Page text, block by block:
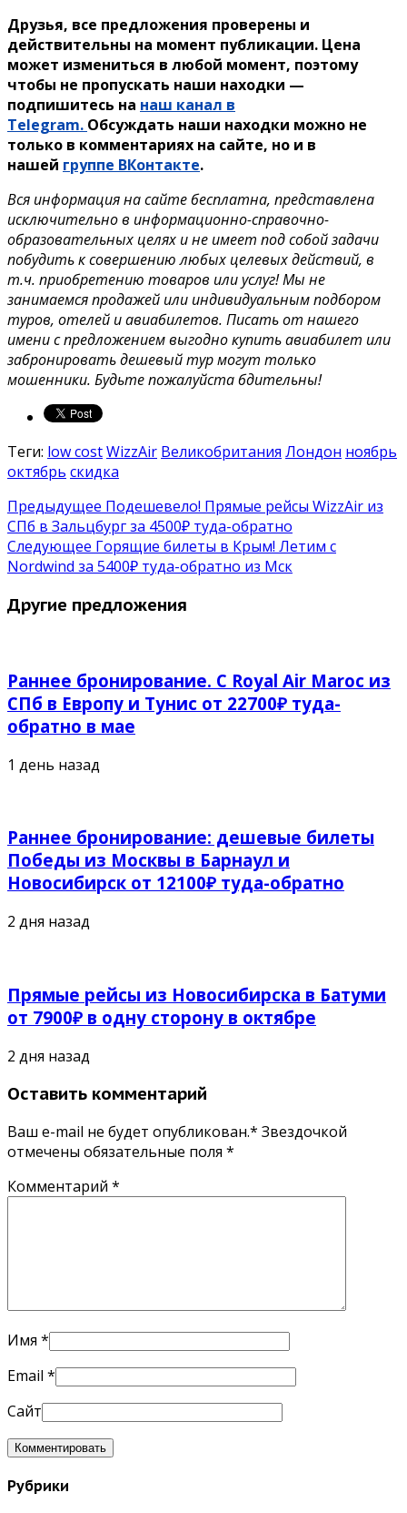
Друзья, все предложения проверены и
действительны на момент публикации. Цена
может измениться в любой момент, поэтому
чтобы не пропускать наши находки —
подпишитесь на наш канал в
Telegram. Обсуждать наши находки можно не
только в комментариях на сайте, но и в
нашей группе ВКонтакте.
Вся информация на сайте бесплатна, представлена
исключительно в информационно-справочно-
образовательных целях и не имеет под собой задачи
побудить к совершению любых целевых действий, в
т.ч. приобретению товаров или услуг! Мы не
занимаемся продажей или индивидуальным подбором
туров, отелей и авиабилетов. Писать от нашего
имени с предложением выгодно купить авиабилет или
забронировать дешевый тур могут только
мошенники. Будьте пожалуйста бдительны!
Теги: low costWizzAir Великобритания Лондон ноябрь
октябрь скидка
Предыдущее Подешевело! Прямые рейсы WizzAir из
СПб в Зальцбург за 4500₽ туда-обратно
Следующее Горящие билеты в Крым! Летим с
Nordwind за 5400₽ туда-обратно из Мск
Другие предложения
Раннее бронирование. С Royal Air Maroc из
СПб в Европу и Тунис от 22700₽ туда-
обратно в мае
1 день назад
Раннее бронирование: дешевые билеты
Победы из Москвы в Барнаул и
Новосибирск от 12100₽ туда-обратно
2 дня назад
Прямые рейсы из Новосибирска в Батуми
от 7900₽ в одну сторону в октябре
2 дня назад
Оставить комментарий
Ваш e-mail не будет опубликован.* Звездочкой
отмечены обязательные поля *
Комментарий *
Имя *
Email *
Сайт
Рубрики